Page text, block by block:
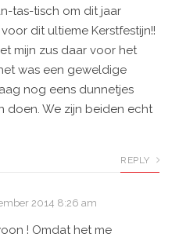
tas-tisch om dit jaar
dit ultieme Kerstfestijn!!
mijn zus daar voor het
was een geweldige
nog eens dunnetjes
doen. We zijn beiden echt
REPLY
2014 8:26 am
! Omdat het me